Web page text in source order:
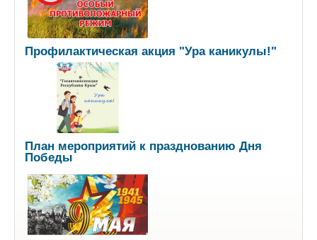
Профилактическая акция "Ура каникулы!"
План мероприятий к празднованию Дня
Победы